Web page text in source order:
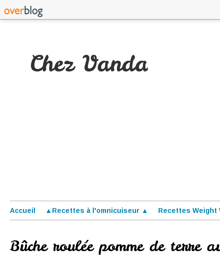
Chez Vanda
Accueil ▲Recettes à l'omnicuiseur ▲ Recettes Weight
Bûche roulée pomme de terre